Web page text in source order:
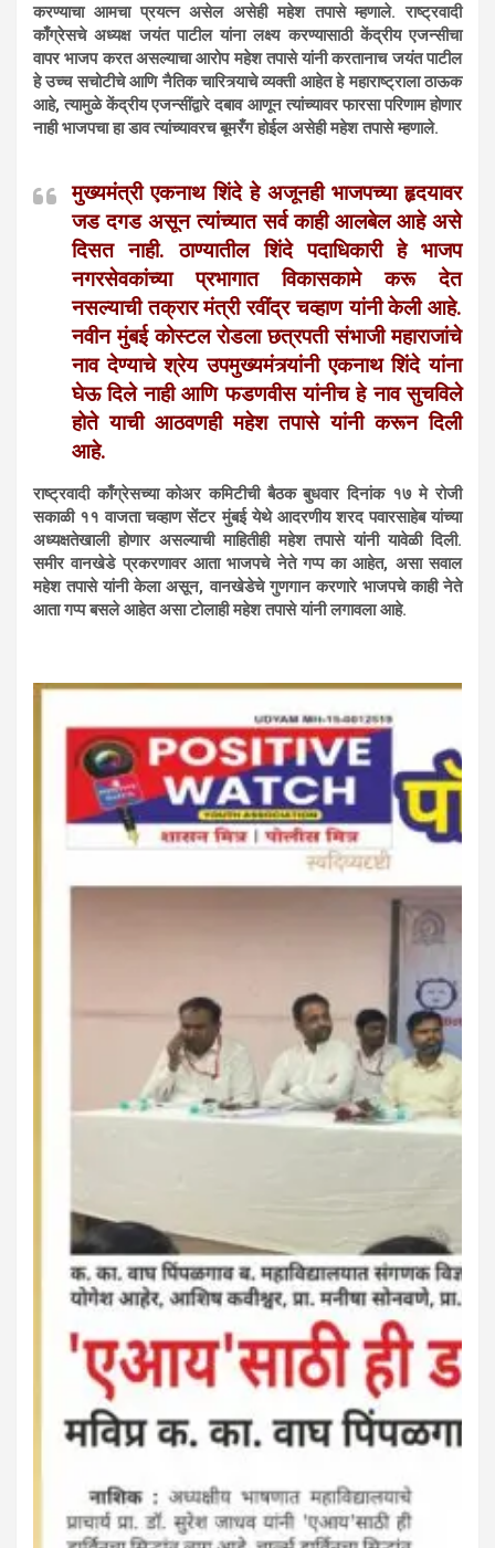
करण्याचा आमचा प्रयत्न असेल असेही महेश तपासे म्हणाले. राष्ट्रवादी
काँग्रेसचे अध्यक्ष जयंत पाटील यांना लक्ष्य करण्यासाठी केंद्रीय एजन्सीचा
वापर भाजप करत असल्याचा आरोप महेश तपासे यांनी करतानाच जयंत पाटील
हे उच्च सचोटीचे आणि नैतिक चारित्र्याचे व्यक्ती आहेत हे महाराष्ट्राला ठाऊक
आहे, त्यामुळे केंद्रीय एजन्सींद्वारे दबाव आणून त्यांच्यावर फारसा परिणाम होणार
नाही भाजपचा हा डाव त्यांच्यावरच बूमरँग होईल असेही महेश तपासे म्हणाले.
मुख्यमंत्री एकनाथ शिंदे हे अजूनही भाजपच्या हृदयावर
जड दगड असून त्यांच्यात सर्व काही आलबेल आहे असे
दिसत नाही. ठाण्यातील शिंदे पदाधिकारी हे भाजप
नगरसेवकांच्या प्रभागात विकासकामे करू देत
नसल्याची तक्रार मंत्री रवींद्र चव्हाण यांनी केली आहे.
नवीन मुंबई कोस्टल रोडला छत्रपती संभाजी महाराजांचे
नाव देण्याचे श्रेय उपमुख्यमंत्र्यांनी एकनाथ शिंदे यांना
घेऊ दिले नाही आणि फडणवीस यांनीच हे नाव सुचविले
होते याची आठवणही महेश तपासे यांनी करून दिली
आहे.
राष्ट्रवादी काँग्रेसच्या कोअर कमिटीची बैठक बुधवार दिनांक १७ मे रोजी
सकाळी ११ वाजता चव्हाण सेंटर मुंबई येथे आदरणीय शरद पवारसाहेब यांच्या
अध्यक्षतेखाली होणार असल्याची माहितीही महेश तपासे यांनी यावेळी दिली.
समीर वानखेडे प्रकरणावर आता भाजपचे नेते गप्प का आहेत, असा सवाल
महेश तपासे यांनी केला असून, वानखेडेचे गुणगान करणारे भाजपचे काही नेते
आता गप्प बसले आहेत असा टोलाही महेश तपासे यांनी लगावला आहे.